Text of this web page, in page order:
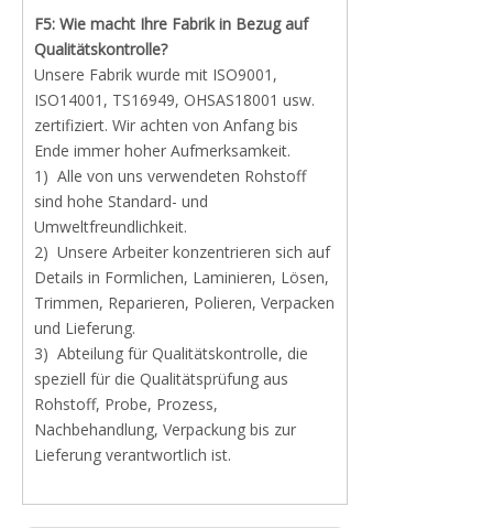
F5: Wie macht Ihre Fabrik in Bezug auf
Qualitätskontrolle?
Unsere Fabrik wurde mit ISO9001,
ISO14001, TS16949, OHSAS18001 usw.
zertifiziert. Wir achten von Anfang bis
Ende immer hoher Aufmerksamkeit.
1) Alle von uns verwendeten Rohstoff
sind hohe Standard- und
Umweltfreundlichkeit.
2) Unsere Arbeiter konzentrieren sich auf
Details in Formlichen, Laminieren, Lösen,
Trimmen, Reparieren, Polieren, Verpacken
und Lieferung.
3) Abteilung für Qualitätskontrolle, die
speziell für die Qualitätsprüfung aus
Rohstoff, Probe, Prozess,
Nachbehandlung, Verpackung bis zur
Lieferung verantwortlich ist.